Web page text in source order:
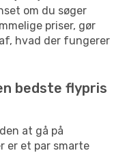
om du søger
priser, gør
hvad der fungerer
bedste flypris
at gå på
er et par smarte